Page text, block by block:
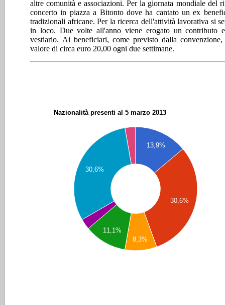
altre comunità e associazioni. Per la giornata mondiale del
concerto in piazza a Bitonto dove ha cantato un ex
tradizionali africane. Per la ricerca dell'attività lavorativa si
in loco. Due volte all'anno viene erogato un contributo
vestiario. Ai beneficiari, come previsto dalla
valore di circa euro 20,00 ogni due settimane.
Nazionalità presenti al 5 marzo 2013
13,9%
30,6%
30,6%
11,1%
8,3%